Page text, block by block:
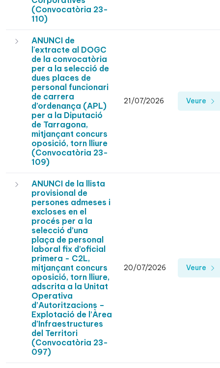
(Convocatòria 23-
110)
ANUNCI de
l'extracte al DOGC
de la convocatòria
per a la selecció de
dues places de
personal funcionari
de carrera
d’ordenança (APL)
per a la Diputació
de Tarragona,
mitjançant concurs
oposició, torn lliure
(Convocatòria 23-
109)
21/07/2026 Veure
ANUNCI de la llista
provisional de
persones admeses i
excloses en el
procés per a la
selecció d’una
plaça de personal
laboral fix d’oficial
primera - C2L,
mitjançant concurs
oposició, torn lliure,
adscrita a la Unitat
Operativa
d’Autoritzacions –
Explotació de l’Àrea
d’Infraestructures
del Territori
(Convocatòria 23-
097)
20/07/2026 Veure